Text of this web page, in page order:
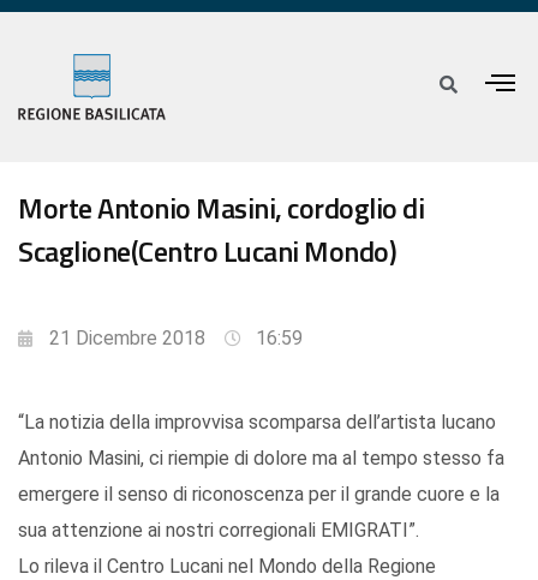
Morte Antonio Masini, cordoglio di
Scaglione(Centro Lucani Mondo)
21 Dicembre 2018 16:59
“La notizia della improvvisa scomparsa dell’artista lucano
Antonio Masini, ci riempie di dolore ma al tempo stesso fa
emergere il senso di riconoscenza per il grande cuore e la
sua attenzione ai nostri corregionali EMIGRATI”.
Lo rileva il Centro Lucani nel Mondo della Regione